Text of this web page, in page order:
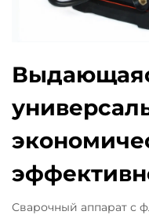
Сварочный аппарат с